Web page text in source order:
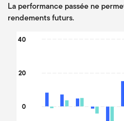
La performance passée ne
rendements futurs.
Chart
The chart has 1 Y axis displaying
0
20
40